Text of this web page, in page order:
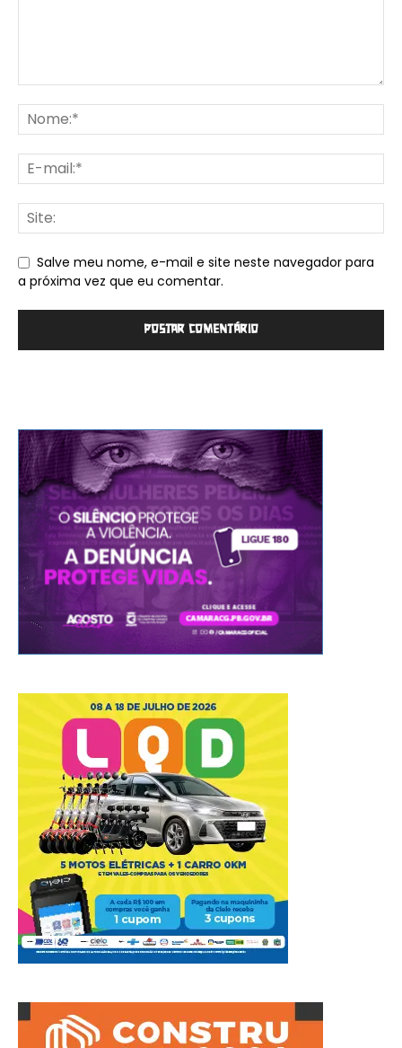
Salve meu nome, e-mail e site neste navegador para
a próxima vez que eu comentar.